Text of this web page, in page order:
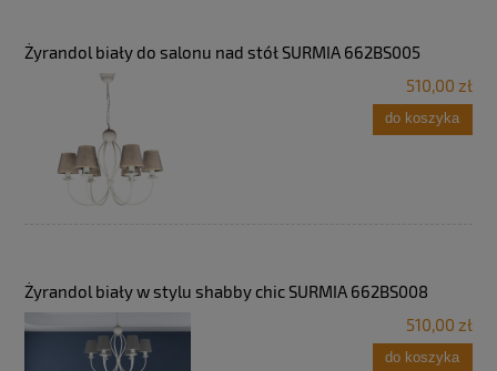
Żyrandol biały do salonu nad stół SURMIA 662BS005
510,00 zł
do koszyka
Żyrandol biały w stylu shabby chic SURMIA 662BS008
510,00 zł
do koszyka